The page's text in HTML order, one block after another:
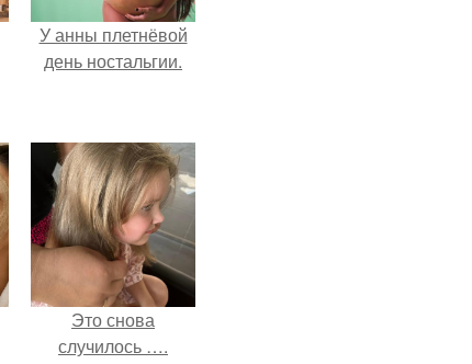
У анны плетнёвой
день ностальгии.
Это снова
случилось ….